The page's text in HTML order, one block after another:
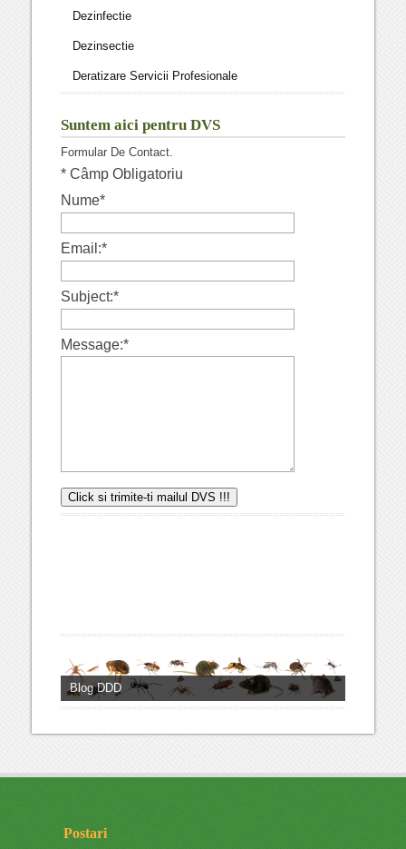
Dezinfectie
Dezinsectie
Deratizare Servicii Profesionale
Suntem aici pentru DVS
Formular De Contact.
* Câmp Obligatoriu
Nume*
Email:*
Subject:*
Message:*
Blog DDD
Postari